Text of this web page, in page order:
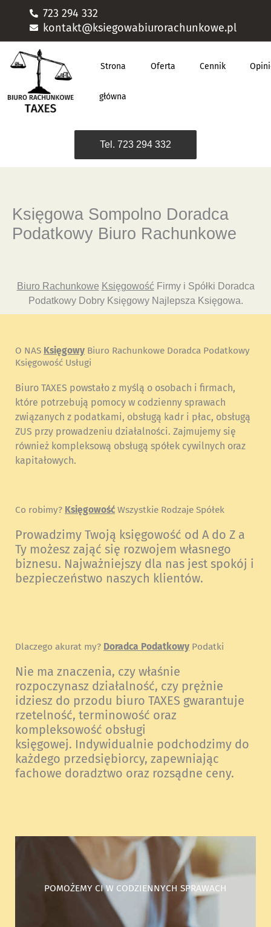
723 294 332
kontakt@ksiegowabiurorachunkowe.pl
Strona
główna
Oferta Cennik
Tel. 723 294 332
Księgowa Sompolno Doradca
Podatkowy Biuro Rachunkowe
Biuro Rachunkowe KsięgowośćFirmy i Spółki Doradca
Podatkowy Dobry Księgowy Najlepsza Księgowa.
O NAS Księgowy Biuro Rachunkowe Doradca Podatkowy
Księgowość Usługi
Biuro TAXES powstało z myślą o osobach i firmach,
które potrzebują pomocy w codzienny sprawach
związanych z podatkami, obsługą kadr i płac, obsługą
ZUS przy prowadzeniu działalności. Zajmujemy się
również kompleksową obsługą spółek cywilnych oraz
kapitałowych.
Co robimy? Księgowość Wszystkie Rodzaje Spółek
Prowadzimy Twoją księgowość od A do Z a
Ty możesz zająć się rozwojem własnego
biznesu. Najważniejszy dla nas jest spokój i
bezpieczeństwo naszych klientów.
Dlaczego akurat my? Doradca Podatkowy Podatki
Nie ma znaczenia, czy właśnie
rozpoczynasz działalność, czy prężnie
idziesz do przodu biuro TAXES gwarantuje
rzetelność, terminowość oraz
kompleksowość obsługi
księgowej. Indywidualnie podchodzimy do
każdego przedsiębiorcy, zapewniając
fachowe doradztwo oraz rozsądne ceny.
POMOŻEMY CI W CODZIENNYCH SPRAWACH